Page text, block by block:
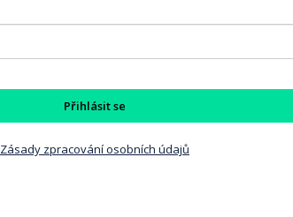
Přihlásit se
Zásady zpracování osobních údajů